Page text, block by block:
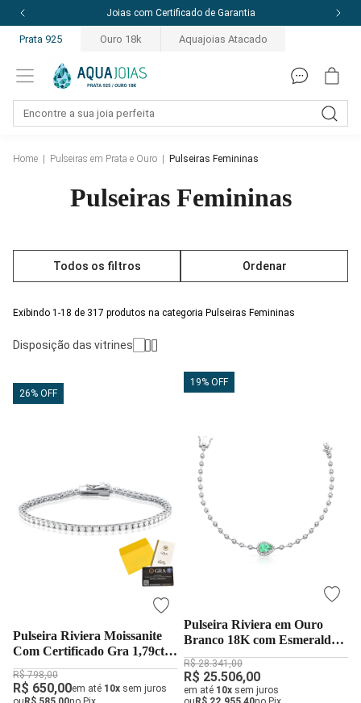
Joias com Certificado de Garantia
Prata 925 Ouro 18k Aquajoias Atacado
Home Pulseiras em Prata e Ouro Pulseiras Femininas
Pulseiras Femininas
Exibindo 1-18 de 317 produtos na categoria Pulseiras Femininas
Todos os filtros Ordenar
Disposição das vitrines
26% OFF
Pulseira Riviera Moissanite
Com Certificado Gra 1,79ct
em Prata 925
R$ 798,00
R$ 650,00em até 10x sem juros
19% OFF
Pulseira Riviera em Ouro
Branco 18K com Esmeralda
Gota e Diamantes
R$ 28.341,00
R$ 25.506,00
em até 10x sem juros